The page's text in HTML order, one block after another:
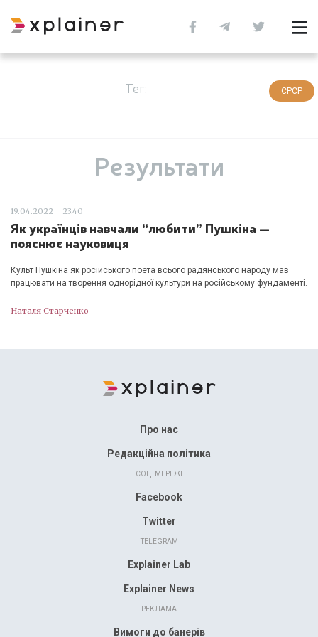
Тег: СРСР
Результати
19.04.2022 23:40
Як українців навчали “любити” Пушкіна —
пояснює науковиця
Культ Пушкіна як російського поета всього радянського народу мав
працювати на творення однорідної культури на російському фундаменті.
Наталя Старченко
Про нас
Редакційна політика
СОЦ. МЕРЕЖІ
Facebook
Twitter
TELEGRAM
Explainer Lab
Explainer News
РЕКЛАМА
Вимоги до банерів